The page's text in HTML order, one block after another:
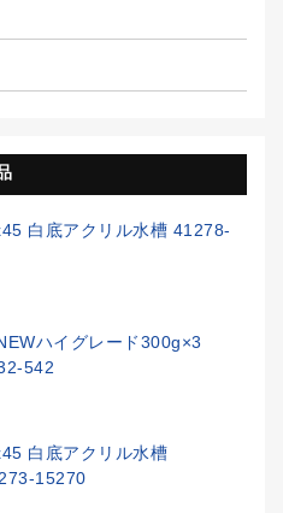
白底アクリル水槽 41278-
ハイグレード300g×3
542
白底アクリル水槽
15270